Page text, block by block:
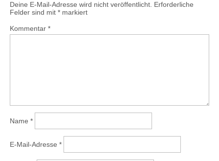
Deine E-Mail-Adresse wird nicht veröffentlicht. Erforderliche
Felder sind mit * markiert
Kommentar *
Name *
E-Mail-Adresse *